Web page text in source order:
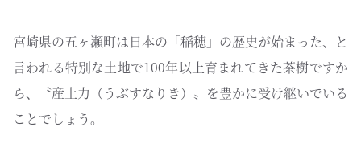
宮崎県の五ヶ瀬町は日本の「稲穂」の歴史が始まった、と
言われる特別な土地で100年以上育まれてきた茶樹ですか
ら、〝産土力（うぶすなりき）〟を豊かに受け継いでいる
ことでしょう。